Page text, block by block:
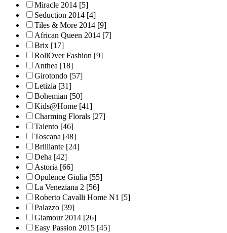
Miracle 2014 [5]
Seduction 2014 [4]
Tiles & More 2014 [9]
African Queen 2014 [7]
Brix [17]
RollOver Fashion [9]
Anthea [18]
Girotondo [57]
Letizia [31]
Bohemian [50]
Kids@Home [41]
Charming Florals [27]
Talento [46]
Toscana [48]
Brilliante [24]
Deha [42]
Astoria [66]
Opulence Giulia [55]
La Veneziana 2 [56]
Roberto Cavalli Home N1 [5]
Palazzo [39]
Glamour 2014 [26]
Easy Passion 2015 [45]